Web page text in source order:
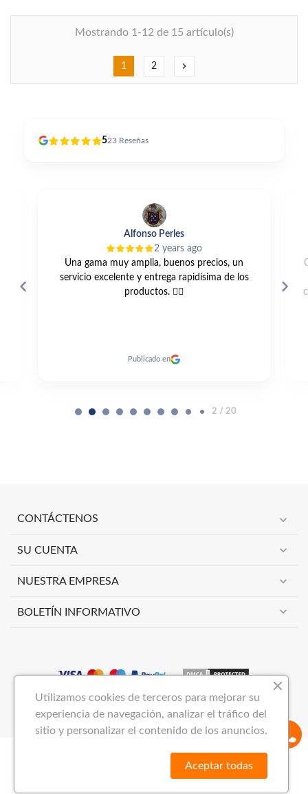
Mostrando 1-12 de 15 artículo(s)
1 2 chevron_right
523 Reseñas
Alfonso Perles
2 years ago
Una gama muy amplia, buenos precios, un
servicio excelente y entrega rapidísima de los
productos. 👍🏼
Publicado en
2 / 20
CONTÁCTENOS expand_more
SU CUENTA expand_more
NUESTRA EMPRESA expand_more
BOLETÍN INFORMATIVO expand_more
Copyright 2023 VIMAI NOW S.LTodos los derechos reservados.
Utilizamos cookies de terceros para mejorar su
experiencia de navegación, analizar el tráfico del
sitio y personalizar el contenido de los anuncios.
Aceptar todas